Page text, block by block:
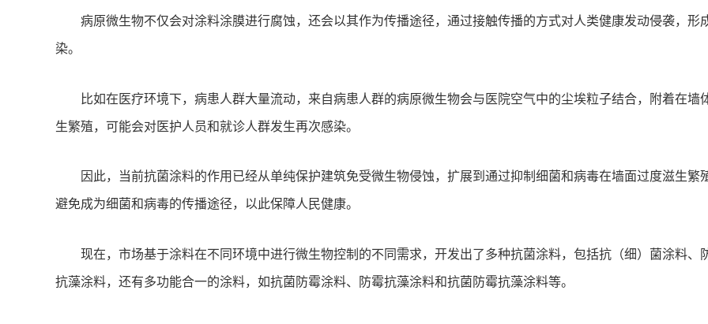
病原微生物不仅会对涂料涂膜进行腐蚀，还会以其作为传播途径，通过接触传播的方式对人类健康发动侵袭，形
染。
比如在医疗环境下，病患人群大量流动，来自病患人群的病原微生物会与医院空气中的尘埃粒子结合，附着在墙
生繁殖，可能会对医护人员和就诊人群发生再次感染。
因此，当前抗菌涂料的作用已经从单纯保护建筑免受微生物侵蚀，扩展到通过抑制细菌和病毒在墙面过度滋生繁
避免成为细菌和病毒的传播途径，以此保障人民健康。
现在，市场基于涂料在不同环境中进行微生物控制的不同需求，开发出了多种抗菌涂料，包括抗（细）菌涂料、
抗藻涂料，还有多功能合一的涂料，如抗菌防霉涂料、防霉抗藻涂料和抗菌防霉抗藻涂料等。